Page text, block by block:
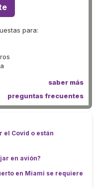
para:
saber más
preguntas frecuentes
el Covid o están
en avión?
en Miami se requiere